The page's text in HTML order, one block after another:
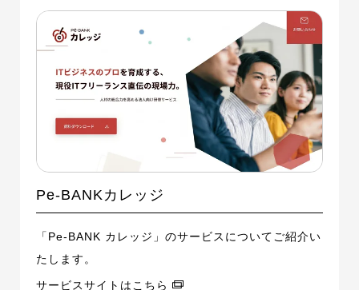
Pe-BANKカレッジ
「Pe-BANK カレッジ」のサービスについてご紹介い
たします。
サービスサイトはこちら